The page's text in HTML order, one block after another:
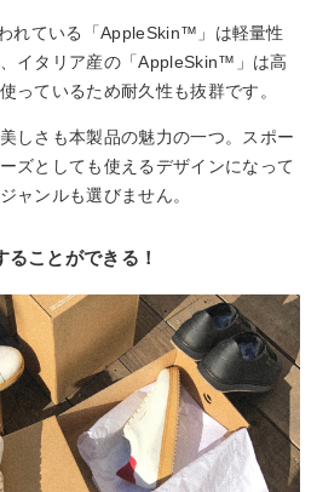
れている「AppleSkin™」は軽量性
イタリア産の「AppleSkin™」は高
っているため耐久性も抜群です。
しさも本製品の魅力の一つ。スポー
ズとしても使えるデザインになって
ャンルも選びません。
ことができる！